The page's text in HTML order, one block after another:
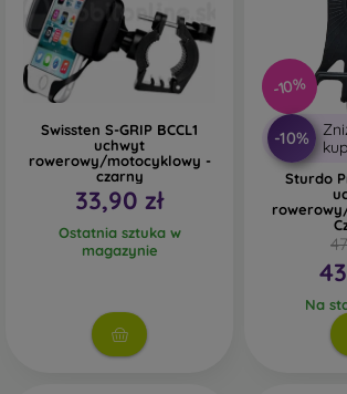
Swissten S-GRIP BCCL1
uchwyt
rowerowy/motocyklowy -
czarny
33,90 zł
Ostatnia sztuka w
magazynie
-10%
-10%
Sturdo
Na